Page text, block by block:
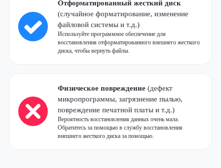
Отформатированный жесткий диск
(случайное форматирование, изменение
файловой системы и т.д.)
Используйте программное обеспечение для
восстановления отформатированного внешнего жесткого
диска, чтобы вернуть файлы.
Физическое повреждение (дефект
микропрограммы, загрязнение пылью,
повреждение печатной платы и т.д.)
Вероятность восстановления данных очень мала.
Обратитесь за помощью в службу восстановления
внешнего жесткого диска за помощью.